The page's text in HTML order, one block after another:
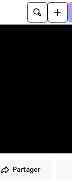
Partager